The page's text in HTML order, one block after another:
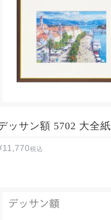
ッサン額 5702 大全紙
11,770税込